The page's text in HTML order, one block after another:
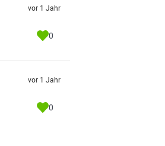
vor 1 Jahr
0
vor 1 Jahr
0